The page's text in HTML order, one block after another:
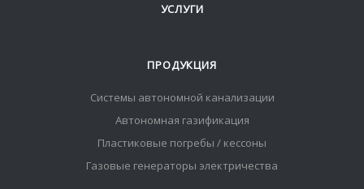
УСЛУГИ
ПРОДУКЦИЯ
Системы автономной канализации
Автономная газификация
Пластиковые погребы / кессоны
Газовые генераторы электричества